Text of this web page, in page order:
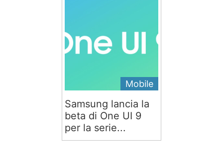
Mobile
Samsung lancia la
beta di One UI 9
per la serie...